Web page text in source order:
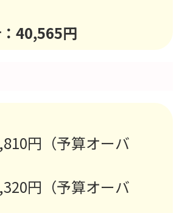
40,565円
円（予算オーバ
円（予算オーバ